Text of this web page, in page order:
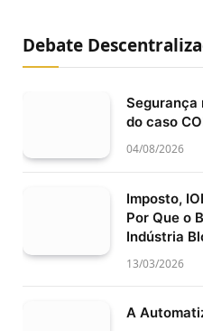
Debate
Segurança
do caso
04/08/2026
Imposto,
Por Que o
Indústria
13/03/2026
A